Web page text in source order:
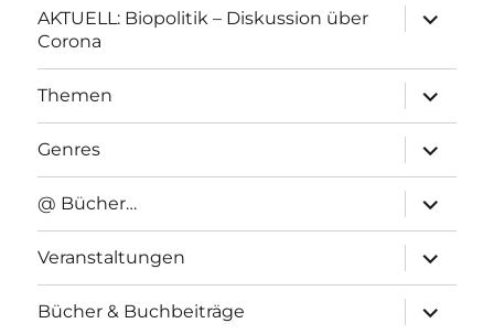
AKTUELL: Biopolitik – Diskussion über
Corona
anzeigen
Themen
anzeigen
Genres
anzeigen
@ Bücher…
anzeigen
Veranstaltungen
anzeigen
Bücher & Buchbeiträge
anzeigen